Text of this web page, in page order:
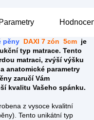
Parametry
pěny DAXI 7 zón 5cm je
typ matrace. Tento
matraci, zvýší výšku
anatomické parametry
zaručí Vám
kvalitu Vašeho spánku.
z vysoce kvalitní
Tento unikátní typ